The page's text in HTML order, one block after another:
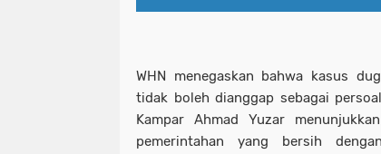
WHN menegaskan bahwa kasus
tidak boleh dianggap sebagai
Kampar Ahmad Yuzar
pemerintahan yang bersih